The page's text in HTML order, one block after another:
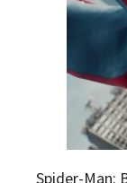
Spider-Man: